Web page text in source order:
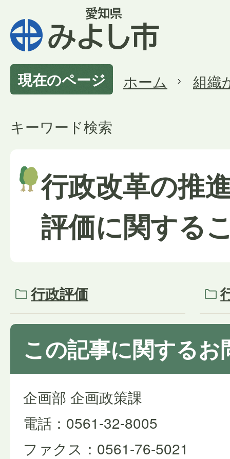
現在のページ ホーム 組織
キーワード検索
行政改革の推
評価に関する
行政評価
この記事に関するお
企画部 企画政策課
電話：0561-32-8005
ファクス：0561-76-5021